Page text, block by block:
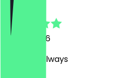
29. Juli 2026
Great as always